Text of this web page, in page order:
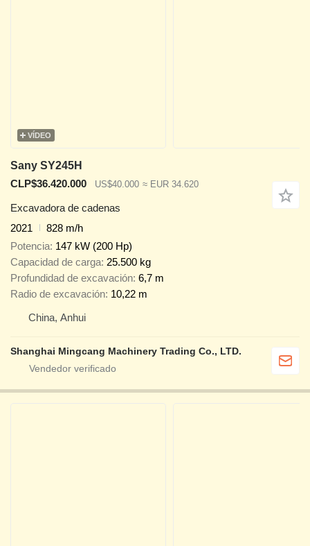
VÍDEO
Sany SY245H
CLP$36.420.000
US$40.000 ≈ EUR 34.620
Excavadora de cadenas
2021
828 m/h
Potencia 147 kW (200 Hp)
Capacidad de carga 25.500 kg
Profundidad de excavación 6,7 m
Radio de excavación 10,22 m
China, Anhui
Shanghai Mingcang Machinery Trading Co., LTD.